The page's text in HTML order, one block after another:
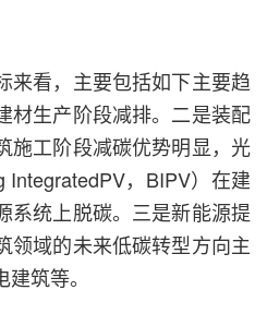
来看，主要包括如下主要趋
材生产阶段减排。二是装配
施工阶段减碳优势明显，光
，BIPV）在建
系统上脱碳。三是新能源提
领域的未来低碳转型方向主
筑等。